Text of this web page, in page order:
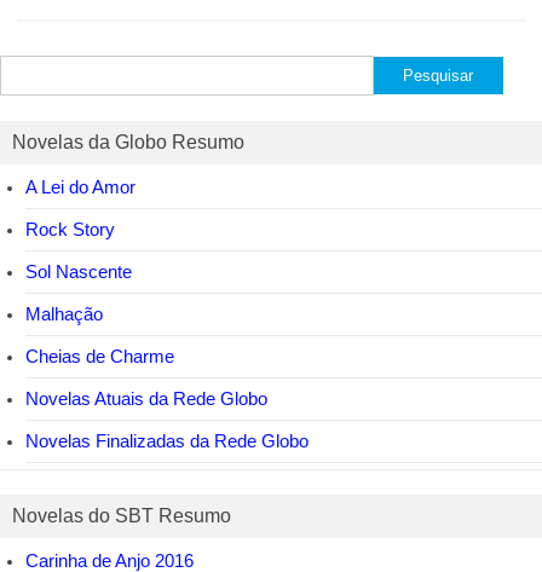
por:
Novelas da Globo Resumo
A Lei do Amor
Rock Story
Sol Nascente
Malhação
Cheias de Charme
Novelas Atuais da Rede Globo
Novelas Finalizadas da Rede Globo
Novelas do SBT Resumo
Carinha de Anjo 2016